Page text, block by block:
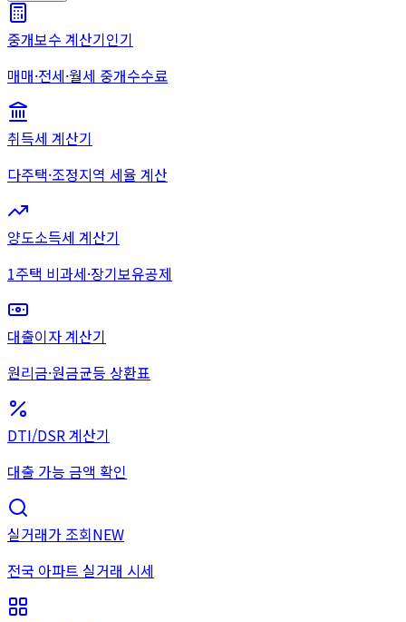
중개보수 계산기인기
매매·전세·월세 중개수수료
취득세 계산기
다주택·조정지역 세율 계산
양도소득세 계산기
1주택 비과세·장기보유공제
대출이자 계산기
원리금·원금균등 상환표
DTI/DSR 계산기
대출 가능 금액 확인
실거래가 조회NEW
전국 아파트 실거래 시세